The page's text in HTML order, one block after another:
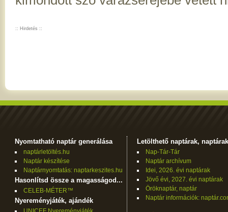
:: Hirdetés ::
Nyomtatható naptár generálása
naptárletöltés.hu
Naptár készítése
Naptárnyomtatás: naptarkeszites.hu
Hasonlítsd össze a magasságod...
CELEB-MÉTER™
Nyereményjáték, ajándék
Letölthető naptárak, naptárak
Nap-Tár-Tár
Naptár archívum
Idei, 2026. évi naptárak
Jövő évi, 2027. évi naptárak
Öröknaptár, naptár
Naptár információk: